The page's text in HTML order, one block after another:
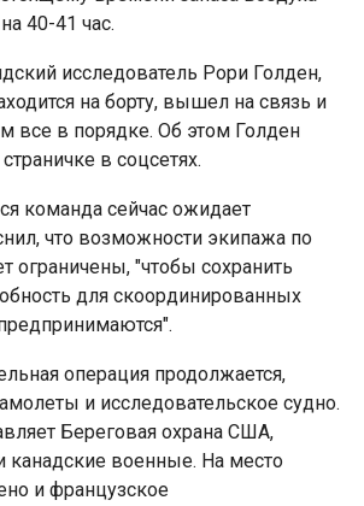
40-41 час.
исследователь Рори Голден,
на борту, вышел на связь и
все в порядке. Об этом Голден
в соцсетях.
команда сейчас ожидает
что возможности экипажа по
ограничены, "чтобы сохранить
для скоординированных
операция продолжается,
и исследовательское судно.
Береговая охрана США,
канадские военные. На место
и французское